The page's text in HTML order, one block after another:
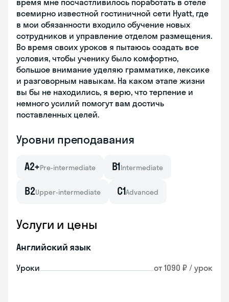
время мне посчастливилось поработать в отеле
всемирно известной гостиничной сети Hyatt, где
в мои обязанности входило обучение новых
сотрудников и управление отделом размещения.
Во время своих уроков я пытаюсь создать все
условия, чтобы ученику было комфортно,
большое внимание уделяю грамматике, лексике
и разговорным навыкам. На каком этапе жизни
вы бы не находились, я верю, что терпение и
немного усилий помогут вам достичь
поставленных целей.
Уровни преподавания
A2+Pre-intermediate B1Intermediate
B2Upper-intermediate C1Advanced
Услуги и цены
Английский язык
Уроки от 1090 ₽ / урок